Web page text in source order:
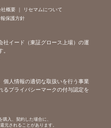
社概要
リセマムについて
保護方針
社イード（東証グロース上場）の運
個人情報の適切な取扱いを行う事業
るプライバシーマークの付与認定を
入、契約した場合に、
元されることがあります。